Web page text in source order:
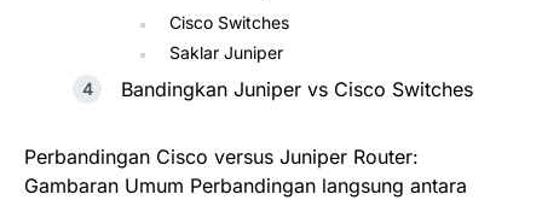
Cisco Switches
Saklar Juniper
Bandingkan Juniper vs Cisco Switches
Perbandingan Cisco versus Juniper Router:
Gambaran Umum Perbandingan langsung antara